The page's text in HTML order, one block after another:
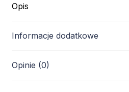
Opis
Informacje dodatkowe
Opinie (0)